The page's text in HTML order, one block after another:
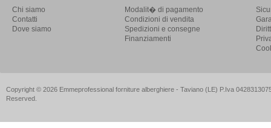
Chi siamo
Contatti
Dove siamo
Modalit� di pagamento
Condizioni di vendita
Spedizioni e consegne
Finanziamenti
Copyright © 2026 Emmeprofessional forniture alberghiere - Taviano (LE) P.Iva
Reserved.